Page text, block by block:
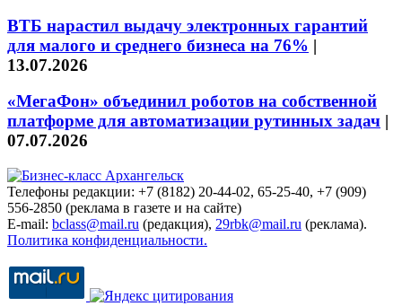
ВТБ нарастил выдачу электронных гарантий
для малого и среднего бизнеса на 76% |
13.07.2026
«МегаФон» объединил роботов на собственной
платформе для автоматизации рутинных задач |
07.07.2026
Телефоны редакции: +7 (8182) 20-44-02, 65-25-40, +7 (909)
556-2850 (реклама в газете и на сайте)
E-mail: bclass@mail.ru (редакция), 29rbk@mail.ru (реклама).
Политика конфиденциальности.